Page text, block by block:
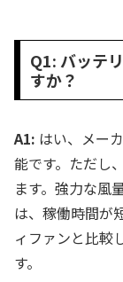
Q1: バッテ
すか？
A1: はい、メー
能です。ただし
ます。強力な風
は、稼働時間が
ィファンと比較
す。